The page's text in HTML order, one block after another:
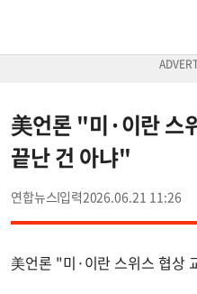
美언론 "미·이란 스
끝난 건 아냐"
연합뉴스 2026.06.21 11:26
美언론 "미·이란 스위스 협상